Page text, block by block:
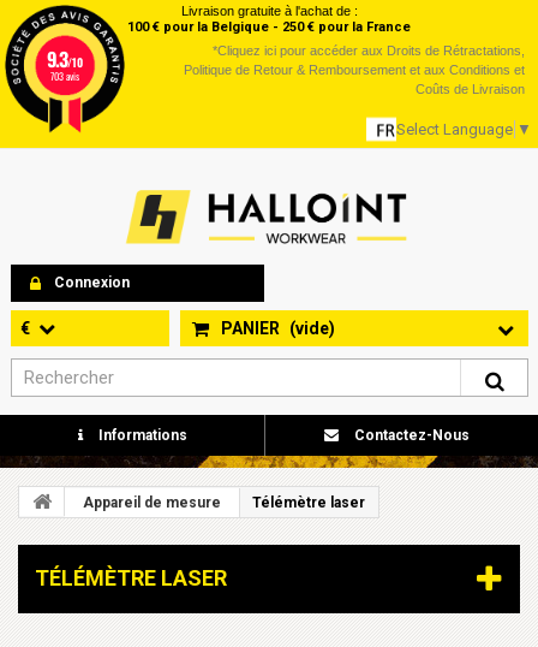
Livraison gratuite à l'achat de :
100 € pour la Belgique - 250 € pour la France
*Cliquez ici pour accéder aux Droits de Rétractations,
Politique de Retour & Remboursement et aux Conditions et
Coûts de Livraison
Select Language ▼
Connexion
PANIER (vide)
€
Informations Contactez-Nous
Appareil de mesure Télémètre laser
TÉLÉMÈTRE LASER
9.3/10
703 avis